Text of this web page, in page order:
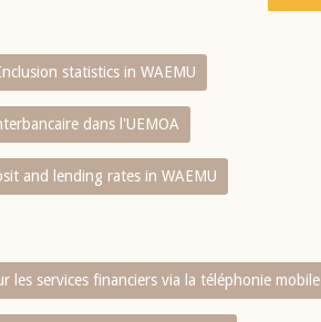
statistics in WAEMU
dans l'UEMOA
and lending rates in WAEMU
les services financiers via la téléphonie mobile